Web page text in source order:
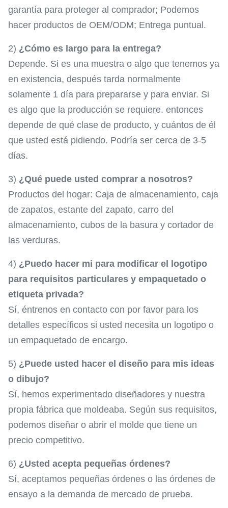
garantía para proteger al comprador; Podemos
hacer productos de OEM/ODM; Entrega puntual.
2) ¿Cómo es largo para la entrega?
Depende. Si es una muestra o algo que tenemos ya
en existencia, después tarda normalmente
solamente 1 día para prepararse y para enviar. Si
es algo que la producción se requiere. entonces
depende de qué clase de producto, y cuántos de él
que usted está pidiendo. Podría ser cerca de 3-5
días.
3) ¿Qué puede usted comprar a nosotros?
Productos del hogar: Caja de almacenamiento, caja
de zapatos, estante del zapato, carro del
almacenamiento, cubos de la basura y cortador de
las verduras.
4) ¿Puedo hacer mi para modificar el logotipo
para requisitos particulares y empaquetado o
etiqueta privada?
Sí, éntrenos en contacto con por favor para los
detalles específicos si usted necesita un logotipo o
un empaquetado de encargo.
5) ¿Puede usted hacer el diseño para mis ideas
o dibujo?
Sí, hemos experimentado diseñadores y nuestra
propia fábrica que moldeaba. Según sus requisitos,
podemos diseñar o abrir el molde que tiene un
precio competitivo.
6) ¿Usted acepta pequeñas órdenes?
Sí, aceptamos pequeñas órdenes o las órdenes de
ensayo a la demanda de mercado de prueba.